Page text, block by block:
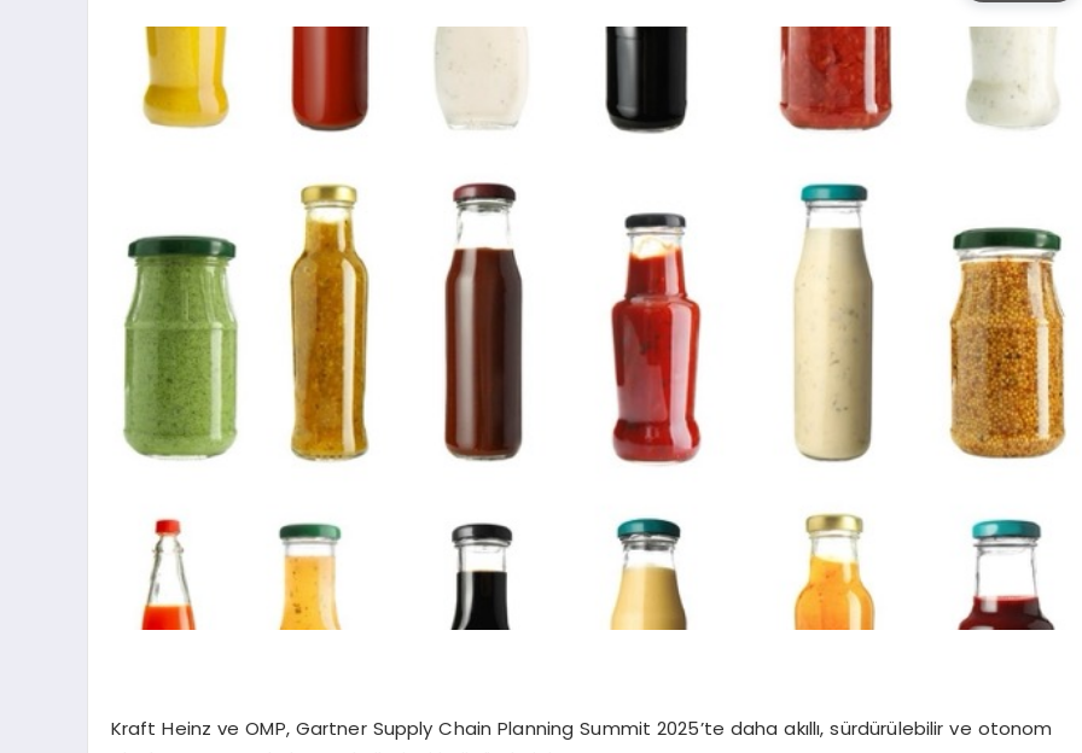
Kraft Heinz ve OMP, Gartner Supply Chain Planning Summit 2025’te daha akıllı, sürdürülebilir ve otonom